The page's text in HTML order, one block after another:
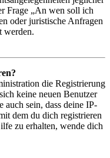
Frage „An wen soll ich
oder juristische Anfragen
werden.
die Registrierung
keine neuen Benutzer
auch sein, dass deine IP-
dem du dich registrieren
zu erhalten, wende dich